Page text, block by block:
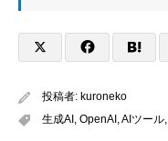
投稿者: kuroneko
生成AI , OpenAI ,AIツール,